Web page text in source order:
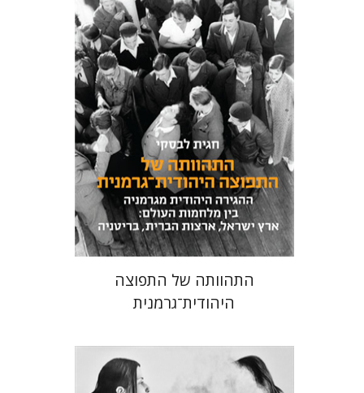
חגית לבסקי
מאירה טורצקי
מחיר השקה
$34
$24
התהוותה של התפוצה
היהודית־גרמנית